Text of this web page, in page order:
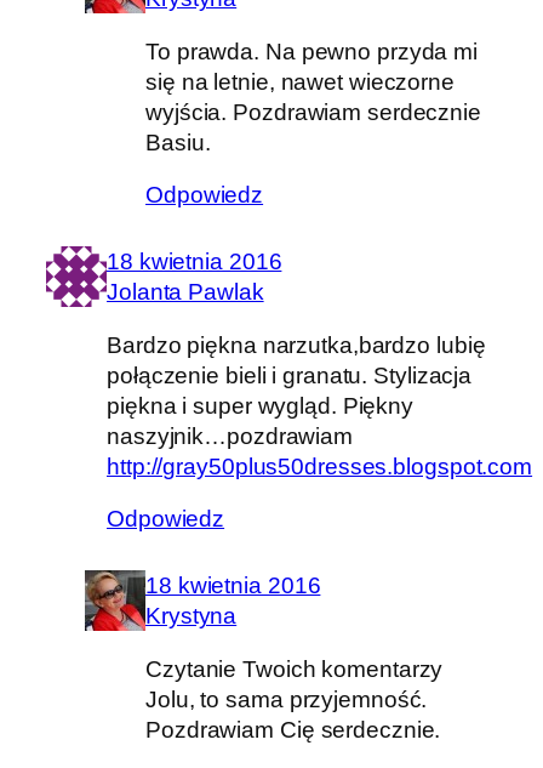
To prawda. Na pewno przyda mi
się na letnie, nawet wieczorne
wyjścia. Pozdrawiam serdecznie
Basiu.
Odpowiedz
18 kwietnia 2016
Jolanta Pawlak
Bardzo piękna narzutka,bardzo lubię
połączenie bieli i granatu. Stylizacja
piękna i super wygląd. Piękny
naszyjnik…pozdrawiam
http://gray50plus50dresses.blogspot.com
Odpowiedz
18 kwietnia 2016
Krystyna
Czytanie Twoich komentarzy
Jolu, to sama przyjemność.
Pozdrawiam Cię serdecznie.